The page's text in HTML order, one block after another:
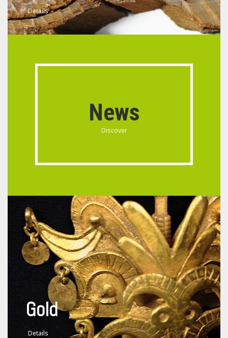
Details
News
Discover
Gold
Details